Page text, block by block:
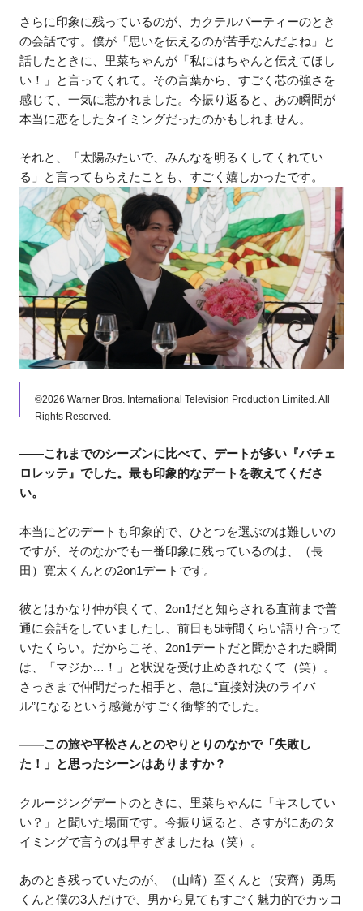
さらに印象に残っているのが、カクテルパーティーのとき
の会話です。僕が「思いを伝えるのが苦手なんだよね」と
話したときに、里菜ちゃんが「私にはちゃんと伝えてほし
い！」と言ってくれて。その言葉から、すごく芯の強さを
感じて、一気に惹かれました。今振り返ると、あの瞬間が
本当に恋をしたタイミングだったのかもしれません。
それと、「太陽みたいで、みんなを明るくしてくれてい
る」と言ってもらえたことも、すごく嬉しかったです。
©2026 Warner Bros. International Television Production Limited. All
Rights Reserved.
——これまでのシーズンに比べて、デートが多い『バチェ
ロレッテ』でした。最も印象的なデートを教えてくださ
い。
本当にどのデートも印象的で、ひとつを選ぶのは難しいの
ですが、そのなかでも一番印象に残っているのは、（長
田）寛太くんとの2on1デートです。
彼とはかなり仲が良くて、2on1だと知らされる直前まで普
通に会話をしていましたし、前日も5時間くらい語り合って
いたくらい。だからこそ、2on1デートだと聞かされた瞬間
は、「マジか…！」と状況を受け止めきれなくて（笑）。
さっきまで仲間だった相手と、急に“直接対決のライバ
ル”になるという感覚がすごく衝撃的でした。
——この旅や平松さんとのやりとりのなかで「失敗し
た！」と思ったシーンはありますか？
クルージングデートのときに、里菜ちゃんに「キスしてい
い？」と聞いた場面です。今振り返ると、さすがにあのタ
イミングで言うのは早すぎましたね（笑）。
あのとき残っていたのが、（山崎）至くんと（安齊）勇馬
くんと僕の3人だけで、男から見てもすごく魅力的でカッコ